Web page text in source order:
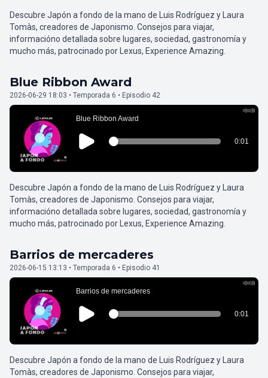
Descubre Japón a fondo de la mano de Luis Rodríguez y Laura
Tomàs, creadores de Japonismo. Consejos para viajar,
informacióno detallada sobre lugares, sociedad, gastronomía y
mucho más, patrocinado por Lexus, Experience Amazing.
Blue Ribbon Award
2026-06-29 18:03 • Temporada 6 • Episodio 42
Descubre Japón a fondo de la mano de Luis Rodríguez y Laura
Tomàs, creadores de Japonismo. Consejos para viajar,
informacióno detallada sobre lugares, sociedad, gastronomía y
mucho más, patrocinado por Lexus, Experience Amazing.
Barrios de mercaderes
2026-06-15 13:13 • Temporada 6 • Episodio 41
Descubre Japón a fondo de la mano de Luis Rodríguez y Laura
Tomàs, creadores de Japonismo. Consejos para viajar,